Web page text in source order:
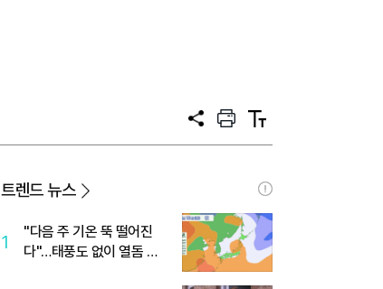
공
프
트
텍
트
트렌드 뉴스
1
"다음 주 기온 뚝 떨어진
다"…태풍도 없이 열돔 박